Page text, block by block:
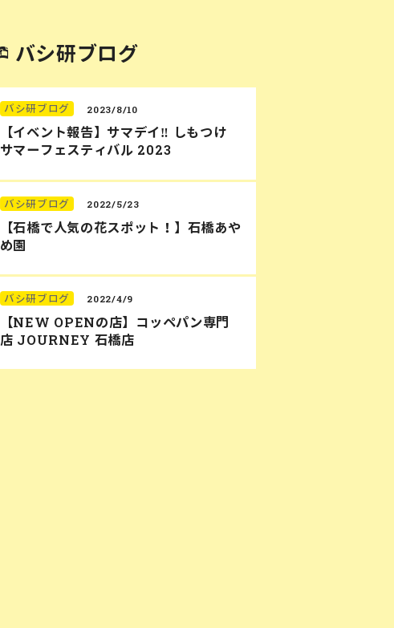
バシ研ブログ
バシ研ブログ 2023/8/10
【イベント報告】サマデイ‼︎ しもつけ
サマーフェスティバル 2023
バシ研ブログ 2022/5/23
【石橋で人気の花スポット！】石橋あや
め園
バシ研ブログ 2022/4/9
【NEW OPENの店】コッペパン専門
店 JOURNEY 石橋店